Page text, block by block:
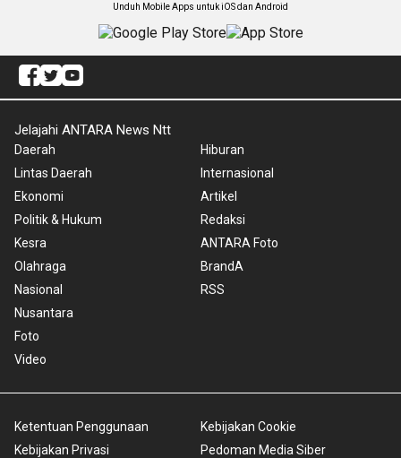
Unduh Mobile Apps untuk iOS dan Android
Jelajahi ANTARA News Ntt
Daerah
Lintas Daerah
Ekonomi
Politik & Hukum
Kesra
Olahraga
Nasional
Nusantara
Foto
Video
Hiburan
Internasional
Artikel
Redaksi
ANTARA Foto
BrandA
RSS
Ketentuan Penggunaan
Kebijakan Privasi
Kebijakan Cookie
Pedoman Media Siber